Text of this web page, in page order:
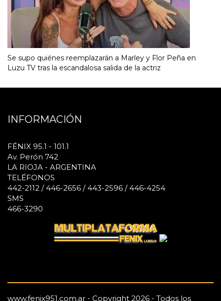
Se supo quiénes reemplazarán a Marley y Flor Peña en
Luzu TV tras la escandalosa salida de la actriz
INFORMACIÓN
FÉNIX 95.1 - 101.1
Av. Perón 742
LA RIOJA - ARGENTINA
TELÉFONOS
442-2112 / 446-2656 / 443-2596 / 446-4254
SMS
466-3290
www.fenix951.com.ar - Copyright 2026 - Todos los